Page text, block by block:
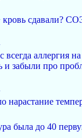
кровь сдавали?
всегда аллергия
и забыли про
нарастание
была до 40